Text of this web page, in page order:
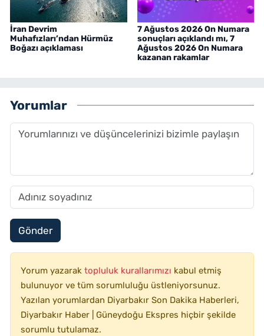
İran Devrim
Muhafızları’ndan Hürmüz
Boğazı açıklaması
7 Ağustos 2026 On Numara
sonuçları açıklandı mı, 7
Ağustos 2026 On Numara
kazanan rakamlar
Yorumlar
Gönder
Yorum yazarak topluluk kurallarımızı kabul etmiş
bulunuyor ve tüm sorumluluğu üstleniyorsunuz.
Yazılan yorumlardan Diyarbakır Son Dakika Haberleri,
Diyarbakır Haber | Güneydoğu Ekspres hiçbir şekilde
sorumlu tutulamaz.